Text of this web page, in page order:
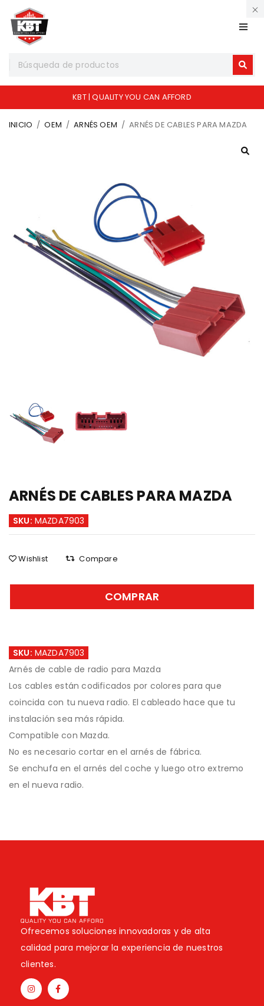
KBT | QUALITY YOU CAN AFFORD
INICIO / OEM / ARNÉS OEM / ARNÉS DE CABLES PARA MAZDA
ARNÉS DE CABLES PARA MAZDA
SKU: MAZDA7903
Wishlist Compare
COMPRAR
SKU: MAZDA7903
Arnés de cable de radio para Mazda
Los cables están codificados por colores para que
coincida con tu nueva radio. El cableado hace que tu
instalación sea más rápida.
Compatible con Mazda.
No es necesario cortar en el arnés de fábrica.
Se enchufa en el arnés del coche y luego otro extremo
en el nueva radio.
Ofrecemos soluciones innovadoras y de alta
calidad para mejorar la experiencia de nuestros
clientes.